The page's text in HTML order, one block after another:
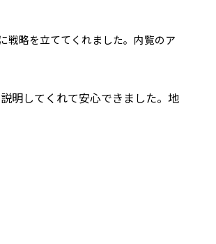
戦略を立ててくれました。内覧のア
明してくれて安心できました。地